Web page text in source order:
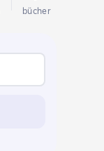
bücher